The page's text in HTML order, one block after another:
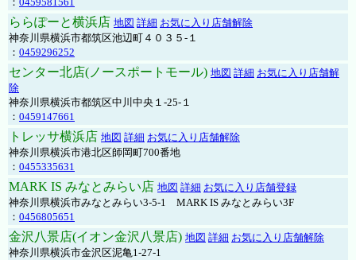
ららぽーと横浜店 地図 詳細 お気に入り店舗解除
神奈川県横浜市都筑区池辺町４０３５-１
： 0459296252
センター北店(ノースポートモール) 地図 詳細 お気に入り店舗解
除
神奈川県横浜市都筑区中川中央１-25-１
： 0459147661
トレッサ横浜店 地図 詳細 お気に入り店舗解除
神奈川県横浜市港北区師岡町700番地
： 0455335631
MARK IS みなとみらい店 地図 詳細 お気に入り店舗登録
神奈川県横浜市みなとみらい3-5-1 MARK IS みなとみらい3F
： 0456805651
金沢八景店(イオン金沢八景店) 地図 詳細 お気に入り店舗解除
神奈川県横浜市金沢区泥亀1-27-1